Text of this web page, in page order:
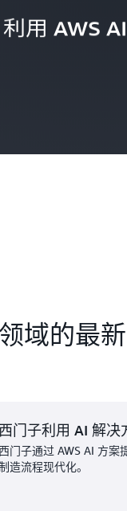
用 AWS
域的最新
西门子利用 AI 解决
门子通过 AWS AI 方案
造流程现代化。